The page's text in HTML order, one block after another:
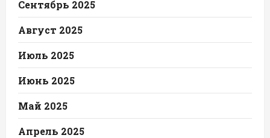
Сентябрь 2025
Август 2025
Июль 2025
Июнь 2025
Май 2025
Апрель 2025